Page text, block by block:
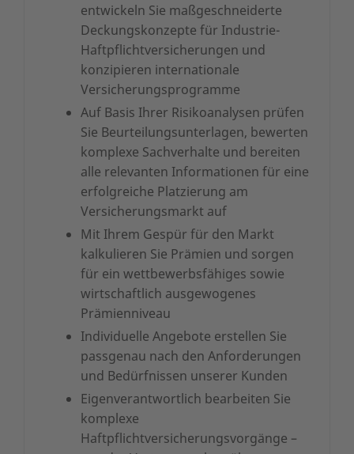
entwickeln Sie maßgeschneiderte
Deckungskonzepte für Industrie-
Haftpflichtversicherungen und
konzipieren internationale
Versicherungsprogramme
Auf Basis Ihrer Risikoanalysen prüfen
Sie Beurteilungsunterlagen, bewerten
komplexe Sachverhalte und bereiten
alle relevanten Informationen für eine
erfolgreiche Platzierung am
Versicherungsmarkt auf
Mit Ihrem Gespür für den Markt
kalkulieren Sie Prämien und sorgen
für ein wettbewerbsfähiges sowie
wirtschaftlich ausgewogenes
Prämienniveau
Individuelle Angebote erstellen Sie
passgenau nach den Anforderungen
und Bedürfnissen unserer Kunden
Eigenverantwortlich bearbeiten Sie
komplexe
Haftpflichtversicherungsvorgänge –